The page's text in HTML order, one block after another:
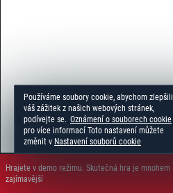
Hrajete v demo režimu. Skutečná hra je mnohem
zajímavější
Používáme soubory cookie, abychom zlepšili
váš zážitek z našich webových stránek,
podívejte se. Oznámení o souborech cookie
pro více informací Toto nastavení můžete
změnit v Nastavení souborů cookie